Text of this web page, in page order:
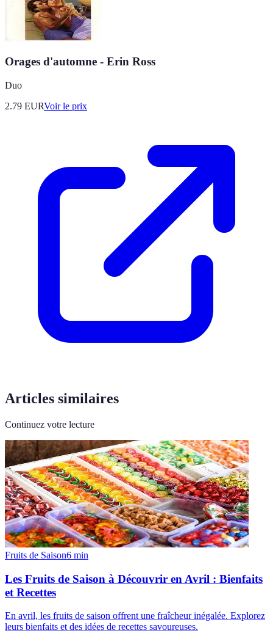
Orages d'automne - Erin Ross
Duo
2.79 EURVoir le prix
Articles similaires
Continuez votre lecture
Fruits de Saison6 min
Les Fruits de Saison à Découvrir en Avril : Bienfaits
et Recettes
En avril, les fruits de saison offrent une fraîcheur inégalée. Explorez
leurs bienfaits et des idées de recettes savoureuses.